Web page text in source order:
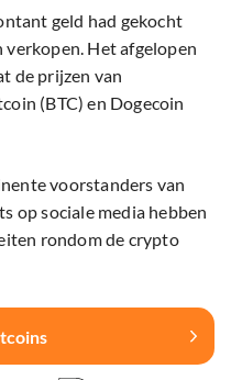
geld had gekocht
Het afgelopen
de prijzen van
(BTC) en Dogecoin
voorstanders van
op sociale media hebben
rondom de crypto